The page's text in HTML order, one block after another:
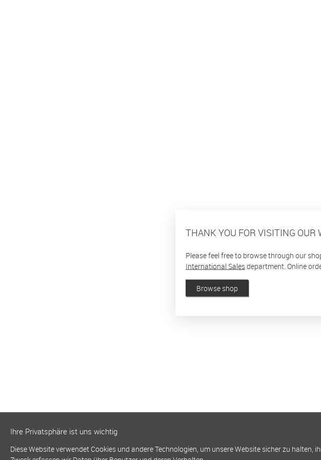
THANK YOU FOR VISITING OUR
Please feel free to browse through our
International Salesdepartment. Online
Browse shop
Ihre Privatsphäre ist uns wichtig
Diese Website verwendet Cookies und andere Technologien, um unsere Website sicher zu